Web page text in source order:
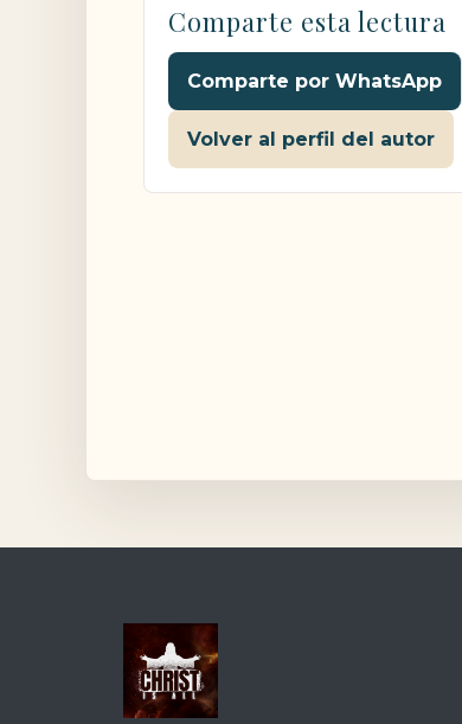
Comparte esta lectura
Comparte por WhatsApp
Volver al perfil del autor